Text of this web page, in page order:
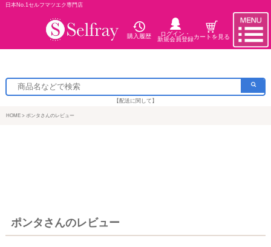
日本No.1セルフマツエク専門店
購入履歴
ログイン・
新規会員登録カートを見る
【配送に関して】
HOME ポンタさんのレビュー
ポンタさんのレビュー